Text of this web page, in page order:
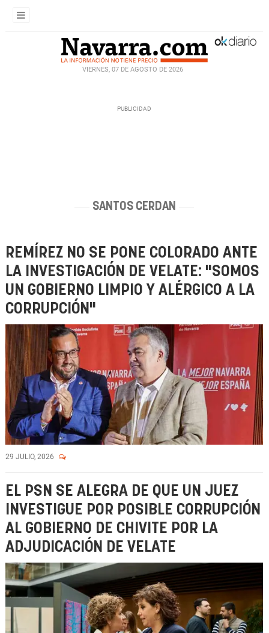
VIERNES, 07 DE AGOSTO DE 2026
SANTOS CERDAN
REMÍREZ NO SE PONE COLORADO ANTE
LA INVESTIGACIÓN DE VELATE: "SOMOS
UN GOBIERNO LIMPIO Y ALÉRGICO A LA
CORRUPCIÓN"
29 JULIO, 2026
EL PSN SE ALEGRA DE QUE UN JUEZ
INVESTIGUE POR POSIBLE CORRUPCIÓN
AL GOBIERNO DE CHIVITE POR LA
ADJUDICACIÓN DE VELATE